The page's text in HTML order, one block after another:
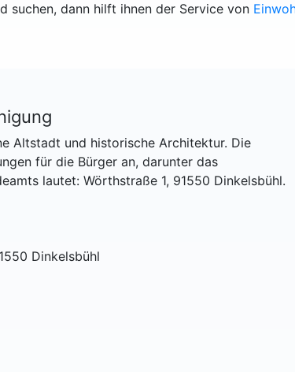
suchen, dann hilft ihnen der Service von
Altstadt und historische Architektur. Die
für die Bürger an, darunter das
lautet: Wörthstraße 1, 91550 Dinkelsbühl.
Dinkelsbühl